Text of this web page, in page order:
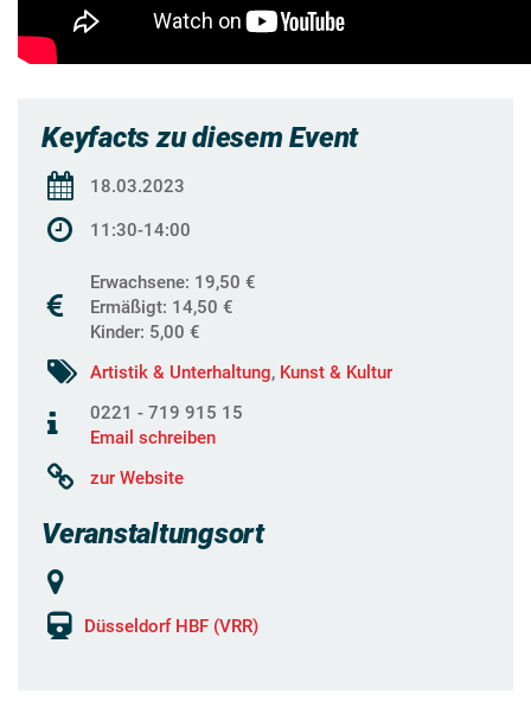
Keyfacts zu diesem Event
18.03.2023
11:30-14:00
Erwachsene: 19,50 €
Ermäßigt: 14,50 €
Kinder: 5,00 €
Artistik & Unterhaltung, Kunst & Kultur
0221 - 719 915 15
Email schreiben
zur Website
Veranstaltungsort
Düsseldorf HBF (VRR)